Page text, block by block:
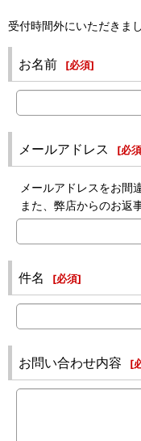
受付時間外にいただきま
お名前 [必須]
メールアドレス [必須
メールアドレスをお間
また、弊店からのお返
件名 [必須]
お問い合わせ内容 [